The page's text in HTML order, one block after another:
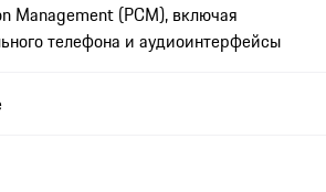
Management (PCM), включая
телефона и аудиоинтерфейсы